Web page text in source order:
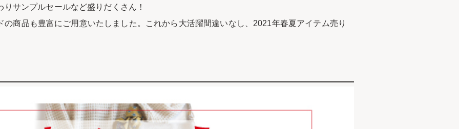
サンプルセールなど盛りだくさん！
商品も豊富にご用意いたしました。これから大活躍間違いなし、2021年春夏アイテム売り